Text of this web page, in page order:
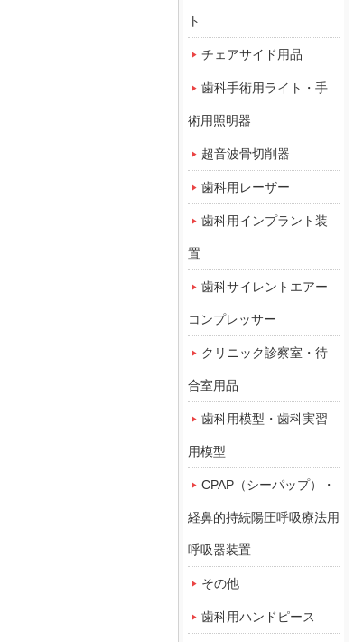
ト
チェアサイド用品
歯科手術用ライト・手
術用照明器
超音波骨切削器
歯科用レーザー
歯科用インプラント装
置
歯科サイレントエアー
コンプレッサー
クリニック診察室・待
合室用品
歯科用模型・歯科実習
用模型
CPAP（シーパップ）・
経鼻的持続陽圧呼吸療法用
呼吸器装置
その他
歯科用ハンドピース